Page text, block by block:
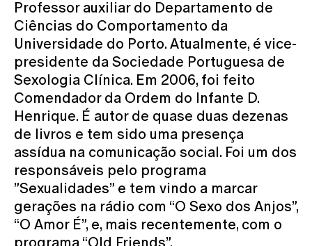
Professor auxiliar do Departamento de
Ciências do Comportamento da
Universidade do Porto. Atualmente, é vice-
presidente da Sociedade Portuguesa de
Sexologia Clínica. Em 2006, foi feito
Comendador da Ordem do Infante D.
Henrique. É autor de quase duas dezenas
de livros e tem sido uma presença
assídua na comunicação social. Foi um dos
responsáveis pelo programa
”Sexualidades” e tem vindo a marcar
gerações na rádio com “O Sexo dos Anjos”,
“O Amor É”, e, mais recentemente, com o
programa “Old Friends”.